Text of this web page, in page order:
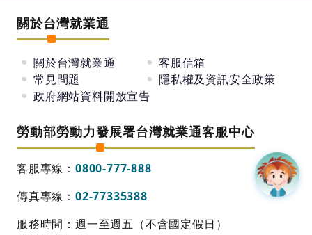
關於台灣就業通
關於台灣就業通
客服信箱
常見問題
隱私權及資訊安全政策
政府網站資料開放宣告
勞動部勞動力發展署台灣就業通客服中心
客服專線： 0800-777-888
傳真專線： 02-77335388
服務時間：週一至週五（不含國定假日）